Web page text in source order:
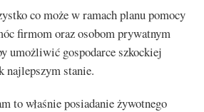
co może w ramach planu pomocy
firmom oraz osobom prywatnym
umożliwić gospodarce szkockiej
najlepszym stanie.
to właśnie posiadanie żywotnego